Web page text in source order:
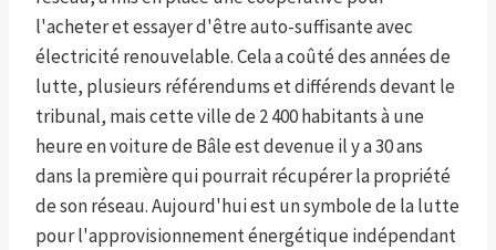
l'acheter et essayer d'être auto-suffisante avec
électricité renouvelable. Cela a coûté des années de
lutte, plusieurs référendums et différends devant le
tribunal, mais cette ville de 2 400 habitants à une
heure en voiture de Bâle est devenue il y a 30 ans
dans la première qui pourrait récupérer la propriété
de son réseau. Aujourd'hui est un symbole de la lutte
pour l'approvisionnement énergétique indépendant